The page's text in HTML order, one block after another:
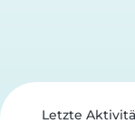
Letzte